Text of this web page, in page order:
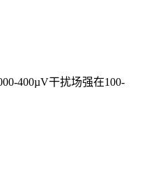
400µV干扰场强在100-